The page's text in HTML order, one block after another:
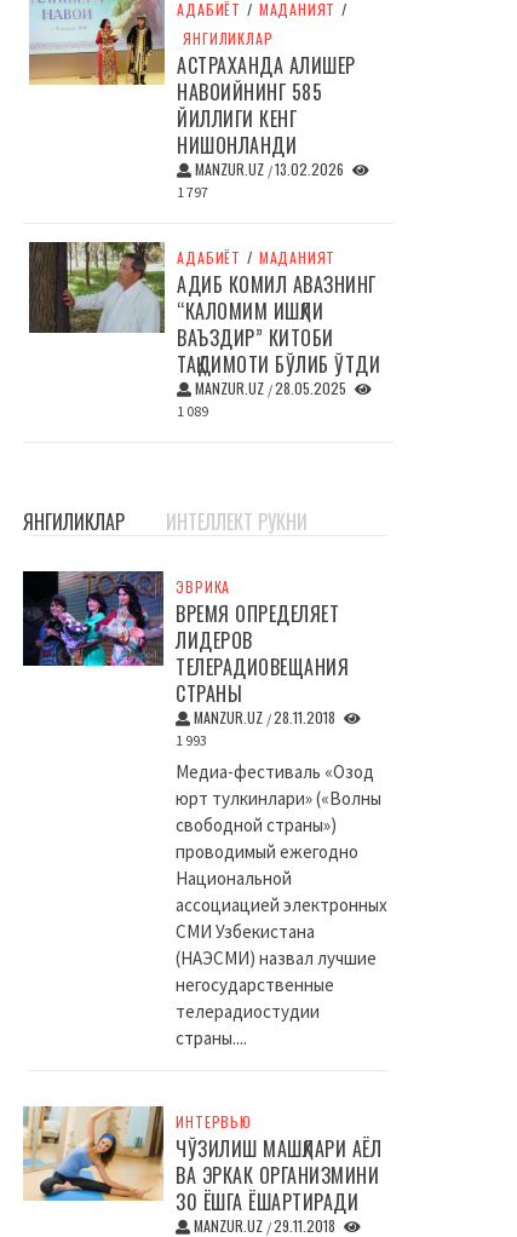
АДАБИЁТ / МАДАНИЯТ /
ЯНГИЛИКЛАР
АСТРАХАНДА АЛИШЕР
НАВОИЙНИНГ 585
ЙИЛЛИГИ КЕНГ
НИШОНЛАНДИ
MANZUR.UZ /13.02.2026
1 797
АДАБИЁТ / МАДАНИЯТ
АДИБ КОМИЛ АВАЗНИНГ
“КАЛОМИМ ИШҚЛИ
ВАЪЗДИР” КИТОБИ
ТАҚДИМОТИ БЎЛИБ ЎТДИ
MANZUR.UZ /28.05.2025
1 089
ЯНГИЛИКЛАР ИНТЕЛЛЕКТ РУКНИ
ЭВРИКА
ВРЕМЯ ОПРЕДЕЛЯЕТ
ЛИДЕРОВ
ТЕЛЕРАДИОВЕЩАНИЯ
СТРАНЫ
MANZUR.UZ /28.11.2018
1 993
Медиа-фестиваль «Озод
юрт тулкинлари» («Волны
свободной страны»)
проводимый ежегодно
Национальной
ассоциацией электронных
СМИ Узбекистана
(НАЭСМИ) назвал лучшие
негосударственные
телерадиостудии
страны....
ИНТЕРВЬЮ
ЧЎЗИЛИШ МАШҚЛАРИ АЁЛ
ВА ЭРКАК ОРГАНИЗМИНИ
30 ЁШГА ЁШАРТИРАДИ
MANZUR.UZ /29.11.2018